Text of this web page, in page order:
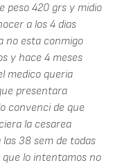
peso 420 grs y midio
a los 4 dias
no esta conmigo
y hace 4 meses
medico queria
presentara
convenci de que
la cesarea
las 38 sem de todas
lo intentamos no